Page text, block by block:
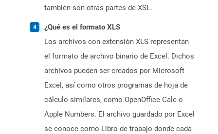
también son otras partes de XSL.
¿Qué es el formato XLS
Los archivos con extensión XLS representan
el formato de archivo binario de Excel. Dichos
archivos pueden ser creados por Microsoft
Excel, así como otros programas de hoja de
cálculo similares, como OpenOffice Calc o
Apple Numbers. El archivo guardado por Excel
se conoce como Libro de trabajo donde cada